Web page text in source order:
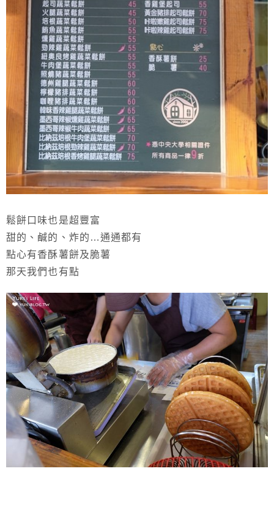
鬆餅口味也是超豐富
甜的、鹹的、炸的…通通都有
點心有香酥薯餅及脆薯
那天我們也有點